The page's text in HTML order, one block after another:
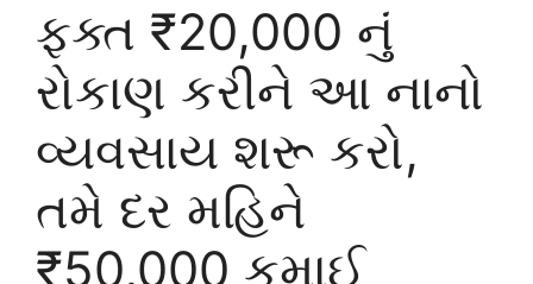
ફક્ત ₹20,000 નું
રોકાણ કરીને આ નાનો
વ્યવસાય શરૂ કરો,
તમે દર મહિને
₹50,000 કમાઈ